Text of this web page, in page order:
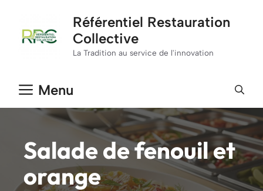
contenu
Référentiel Restauration
Collective
La Tradition au service de l'innovation
Menu
Salade de fenouil et
orange